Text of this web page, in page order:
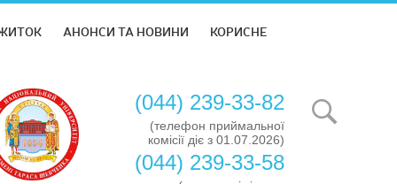
АНОНСИ ТА НОВИНИ КОРИСНЕ
(044) 239-33-82
(телефон приймальної
комісії діє з 01.07.2026)
(044) 239-33-58